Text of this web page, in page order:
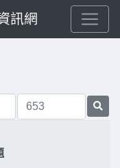
訊網